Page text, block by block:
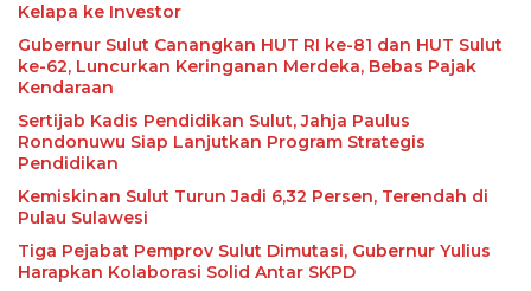
Kelapa ke Investor
Gubernur Sulut Canangkan HUT RI ke-81 dan HUT Sulut
ke-62, Luncurkan Keringanan Merdeka, Bebas Pajak
Kendaraan
Sertijab Kadis Pendidikan Sulut, Jahja Paulus
Rondonuwu Siap Lanjutkan Program Strategis
Pendidikan
Kemiskinan Sulut Turun Jadi 6,32 Persen, Terendah di
Pulau Sulawesi
Tiga Pejabat Pemprov Sulut Dimutasi, Gubernur Yulius
Harapkan Kolaborasi Solid Antar SKPD